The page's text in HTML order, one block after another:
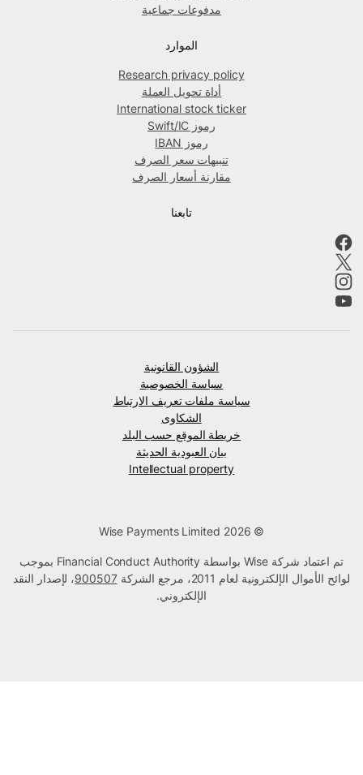
مدفوعات جماعية
الموارد
Research privacy policy
أداة تحويل العملة
International stock ticker
رموز Swift/IC
رموز IBAN
تنبيهات سعر الصرف
مقارنة أسعار الصرف
تابعنا
الشؤون القانونية
سياسة الخصوصية
سياسة ملفات تعريف الارتباط
الشكاوى
خريطة الموقع حسب البلد
بيان العبودية الحديثة
Intellectual property
تم اعتماد شركة Wise بواسطة Financial Conduct Authority بموجب
لوائح الأموال الإلكترونية لعام 2011، مرجع الشركة
900507، لإصدار النقد
الإلكتروني.